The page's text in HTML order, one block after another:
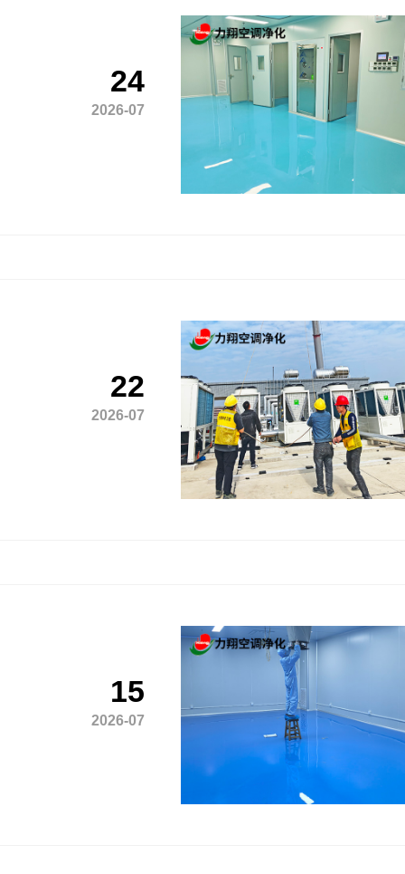
24
2026-07
22
2026-07
15
2026-07